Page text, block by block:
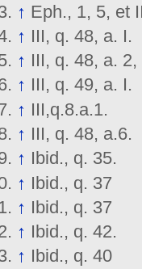
↑ Eph., 1, 5, et
↑ III, q. 48, a. I.
↑ III, q. 48, a.
↑ III, q. 49, a. I.
↑ III,q.8.a.1.
↑ III, q. 48, a.6.
↑ Ibid., q. 35.
↑ Ibid., q. 37
↑ Ibid., q. 37
↑ Ibid., q. 42.
↑ Ibid., q. 40